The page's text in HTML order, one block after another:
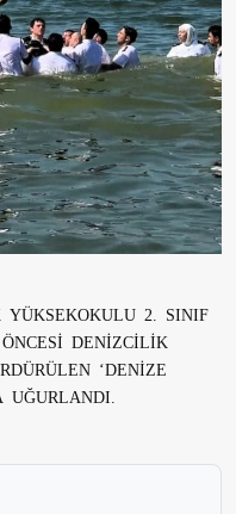
YÜKSEKOKULU 2. SINIF
DENİZCİLİK
‘DENİZE
UĞURLANDI.